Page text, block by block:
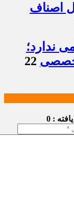
اصناف
ندارد؛
تخصصی 22
: 0